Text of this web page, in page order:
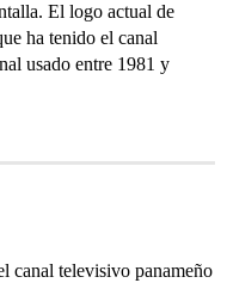
El logo actual de
ha tenido el canal
usado entre 1981 y
canal televisivo panameño